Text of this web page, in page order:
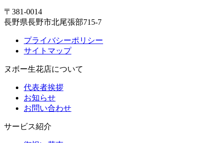
〒381-0014
長野県長野市北尾張部715-7
プライバシーポリシー
サイトマップ
ヌボー生花店について
代表者挨拶
お知らせ
お問い合わせ
サービス紹介